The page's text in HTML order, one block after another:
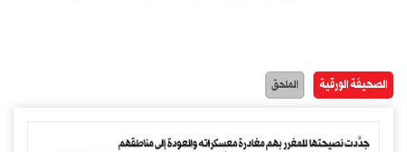
الصحيفة الورقية الملحق